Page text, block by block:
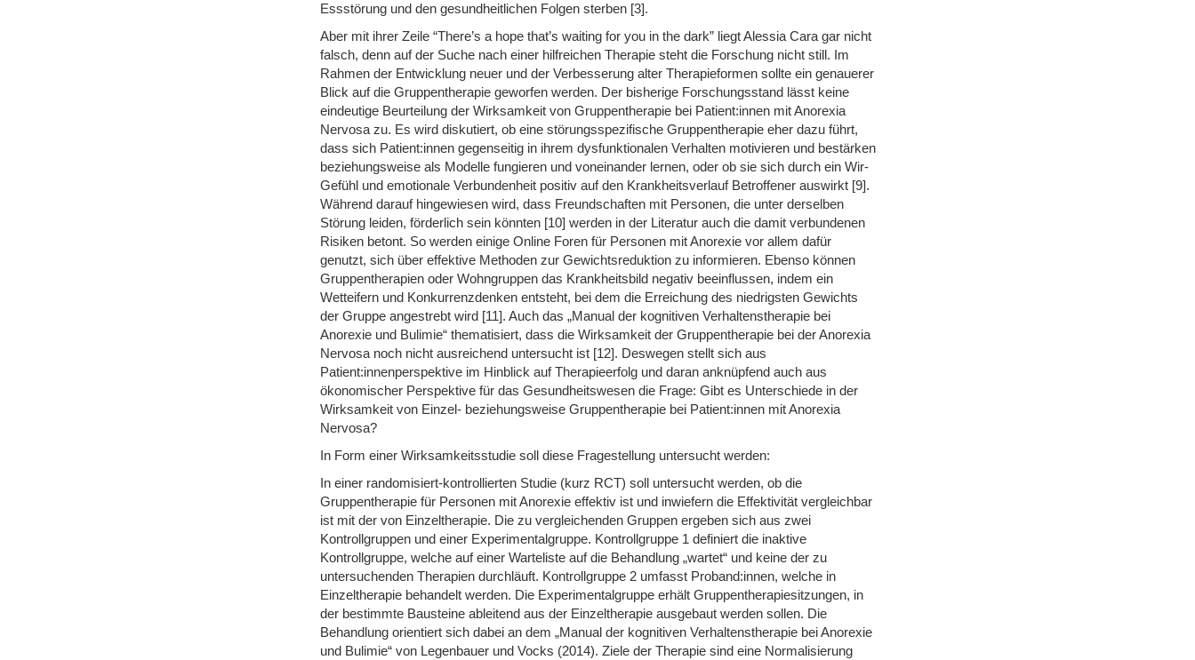
Essstörung und den gesundheitlichen Folgen sterben [3].
Aber mit ihrer Zeile “There’s a hope that’s waiting for you in the dark” liegt Alessia Cara gar nicht
falsch, denn auf der Suche nach einer hilfreichen Therapie steht die Forschung nicht still. Im
Rahmen der Entwicklung neuer und der Verbesserung alter Therapieformen sollte ein genauerer
Blick auf die Gruppentherapie geworfen werden. Der bisherige Forschungsstand lässt keine
eindeutige Beurteilung der Wirksamkeit von Gruppentherapie bei Patient:innen mit Anorexia
Nervosa zu. Es wird diskutiert, ob eine störungsspezifische Gruppentherapie eher dazu führt,
dass sich Patient:innen gegenseitig in ihrem dysfunktionalen Verhalten motivieren und bestärken
beziehungsweise als Modelle fungieren und voneinander lernen, oder ob sie sich durch ein Wir-
Gefühl und emotionale Verbundenheit positiv auf den Krankheitsverlauf Betroffener auswirkt [9].
Während darauf hingewiesen wird, dass Freundschaften mit Personen, die unter derselben
Störung leiden, förderlich sein könnten [10] werden in der Literatur auch die damit verbundenen
Risiken betont. So werden einige Online Foren für Personen mit Anorexie vor allem dafür
genutzt, sich über effektive Methoden zur Gewichtsreduktion zu informieren. Ebenso können
Gruppentherapien oder Wohngruppen das Krankheitsbild negativ beeinflussen, indem ein
Wetteifern und Konkurrenzdenken entsteht, bei dem die Erreichung des niedrigsten Gewichts
der Gruppe angestrebt wird [11]. Auch das „Manual der kognitiven Verhaltenstherapie bei
Anorexie und Bulimie“ thematisiert, dass die Wirksamkeit der Gruppentherapie bei der Anorexia
Nervosa noch nicht ausreichend untersucht ist [12]. Deswegen stellt sich aus
Patient:innenperspektive im Hinblick auf Therapieerfolg und daran anknüpfend auch aus
ökonomischer Perspektive für das Gesundheitswesen die Frage: Gibt es Unterschiede in der
Wirksamkeit von Einzel- beziehungsweise Gruppentherapie bei Patient:innen mit Anorexia
Nervosa?
In Form einer Wirksamkeitsstudie soll diese Fragestellung untersucht werden:
In einer randomisiert-kontrollierten Studie (kurz RCT) soll untersucht werden, ob die
Gruppentherapie für Personen mit Anorexie effektiv ist und inwiefern die Effektivität vergleichbar
ist mit der von Einzeltherapie. Die zu vergleichenden Gruppen ergeben sich aus zwei
Kontrollgruppen und einer Experimentalgruppe. Kontrollgruppe 1 definiert die inaktive
Kontrollgruppe, welche auf einer Warteliste auf die Behandlung „wartet“ und keine der zu
untersuchenden Therapien durchläuft. Kontrollgruppe 2 umfasst Proband:innen, welche in
Einzeltherapie behandelt werden. Die Experimentalgruppe erhält Gruppentherapiesitzungen, in
der bestimmte Bausteine ableitend aus der Einzeltherapie ausgebaut werden sollen. Die
Behandlung orientiert sich dabei an dem „Manual der kognitiven Verhaltenstherapie bei Anorexie
und Bulimie“ von Legenbauer und Vocks (2014). Ziele der Therapie sind eine Normalisierung